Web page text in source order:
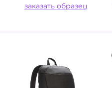
заказать образец